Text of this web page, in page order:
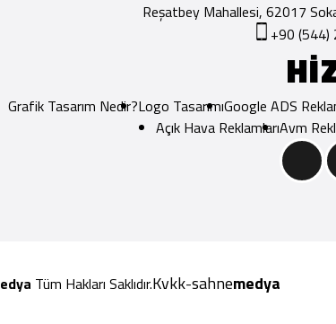
Reşatbey Mahallesi, 62017
+90 (544)
Grafik Tasarım Nedir?Logo TasarımıGoogle ADS
Açık Hava ReklamlarıAvm
Tüm Hakları Saklıdır.Kvkk-sahnemedya